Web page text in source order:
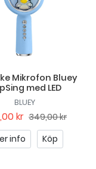
Mikrofon Bluey
med LED
BLUEY
kr 349,00 kr
info
Köp